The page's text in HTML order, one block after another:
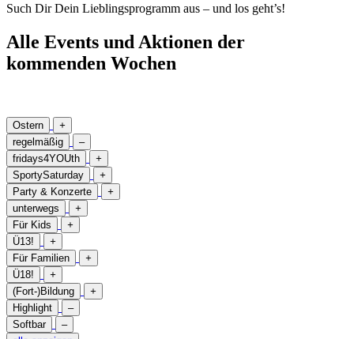
Such Dir Dein Lieblingsprogramm aus – und los geht’s!
Alle Events und Aktionen der
kommenden Wochen
Ostern
+
regelmäßig
–
fridays4YOUth
+
SportySaturday
+
Party & Konzerte
+
unterwegs
+
Für Kids
+
Ü13!
+
Für Familien
+
Ü18!
+
(Fort-)Bildung
+
Highlight
–
Softbar
–